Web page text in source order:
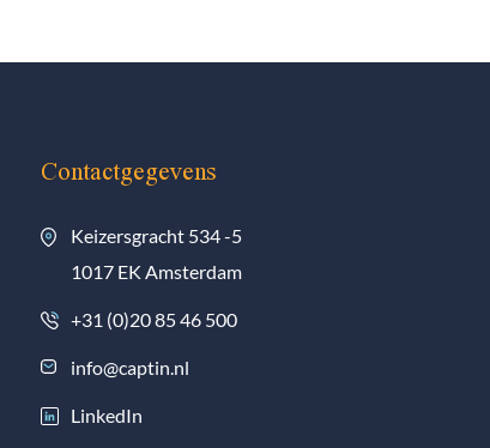
Contactgegevens
Keizersgracht 534 -5
1017 EK Amsterdam
+31 (0)20 85 46 500
info@captin.nl
LinkedIn